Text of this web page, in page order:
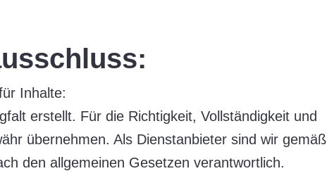
Inhalte:
erstellt. Für die Richtigkeit, Vollständigkeit und
übernehmen. Als Dienstanbieter sind wir gemäß
den allgemeinen Gesetzen verantwortlich.